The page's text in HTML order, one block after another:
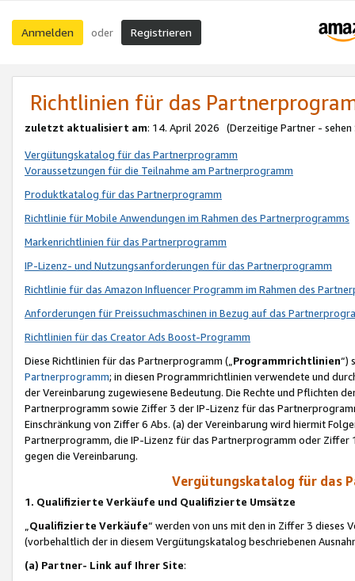
Anmelden oder Registrieren
Richtlinien für das
zuletzt aktualisiert am: 14. April 2026 (Derzeitige Partner - sehen
Vergütungskatalog für das Partnerprogramm
Voraussetzungen für die Teilnahme am Partnerprogramm
Produktkatalog für das Partnerprogramm
Richtlinie für Mobile Anwendungen im Rahmen des Partnerprogramms
Markenrichtlinien für das Partnerprogramm
IP-Lizenz- und Nutzungsanforderungen für das Partnerprogramm
Richtlinie für das Amazon Influencer Programm im Rahmen des
Anforderungen für Preissuchmaschinen in Bezug auf das
Richtlinien für das Creator Ads Boost-Programm
Diese Richtlinien für das Partnerprogramm („Programmrichtlinien“)
Partnerprogramm; in diesen Programmrichtlinien verwendete und
der Vereinbarung zugewiesene Bedeutung. Die Rechte und Pflichten
Partnerprogramm sowie Ziffer 3 der IP-Lizenz für das
Einschränkung von Ziffer 6 Abs. (a) der Vereinbarung wird hiermit
Partnerprogramm, die IP-Lizenz für das Partnerprogramm oder
gegen die Vereinbarung.
Vergütungskatalog für das
1. Qualifizierte Verkäufe und Qualifizierte Umsätze
Qualifizierte Verkäufe“ werden von uns mit den in Ziffer 3
(vorbehaltlich der in diesem Vergütungskatalog beschriebenen
(a) Partner- Link auf Ihrer Site: